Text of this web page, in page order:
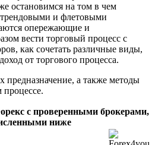
остановимся на том в чем
и флетовыми
опережающие и
вести торговый процесс с
как сочетать различные виды,
от торгового процесса.
с проверенными брокерами,
ниже